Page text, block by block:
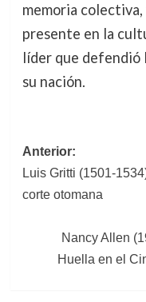
memoria
presente en la
líder que defendió
su nación.
Navegación
de
Anterior:
Luis Gritti (1501-
corte otomana
Nancy Allen
Huella en el